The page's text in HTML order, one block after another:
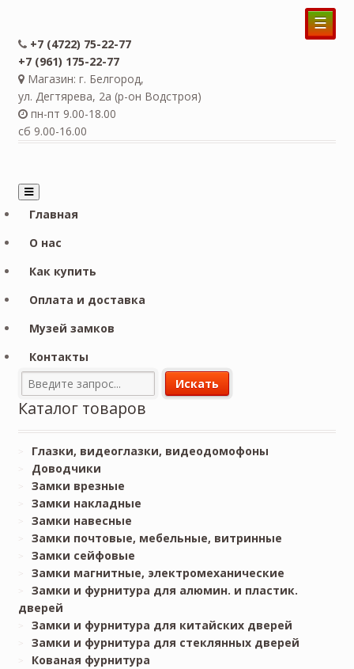
☰
+7 (4722) 75-22-77
+7 (961) 175-22-77
Магазин: г. Белгород,
ул. Дегтярева, 2а (р-он Водстроя)
пн-пт 9.00-18.00
сб 9.00-16.00
Главная
О нас
Как купить
Оплата и доставка
Музей замков
Контакты
Каталог товаров
Глазки, видеоглазки, видеодомофоны
Доводчики
Замки врезные
Замки накладные
Замки навесные
Замки почтовые, мебельные, витринные
Замки сейфовые
Замки магнитные, электромеханические
Замки и фурнитура для алюмин. и пластик.
дверей
Замки и фурнитура для китайских дверей
Замки и фурнитура для стеклянных дверей
Кованая фурнитура